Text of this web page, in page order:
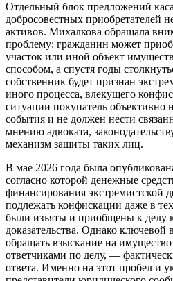
Отдельный блок предложений
добросовестных приобретателей
активов. Михалкова обращала
проблему: гражданин может
участок или иной объект
способом, а спустя годы
собственник будет признан
иного процесса, влекущего
ситуации покупатель объективно
события и не должен нести
мнению адвоката,
механизм защиты таких лиц.
В мае 2026 года была
согласно которой денежные
финансирования экстремистской
подлежать конфискации даже в
были изъяты и приобщены к делу
доказательства. Однако
обращать взыскание на
ответчиками по делу, —
ответа. Именно на этот пробел и